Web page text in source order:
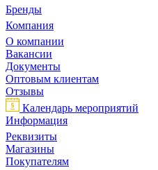
Бренды
Компания
О компании
Вакансии
Документы
Оптовым клиентам
Отзывы
Календарь мероприятий
Информация
Реквизиты
Магазины
Покупателям